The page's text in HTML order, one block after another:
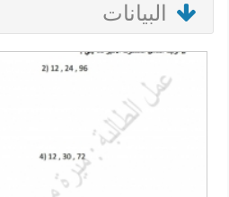
البيانات